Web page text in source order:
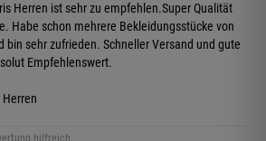
Herren ist sehr zu empfehlen.Super Qualität
Habe schon mehrere Bekleidungsstücke von
bin sehr zufrieden. Schneller Versand und gute
Empfehlenswert.
hilfreich.